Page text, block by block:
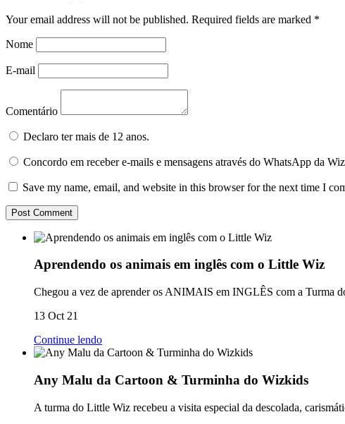
Your email address will not be published. Required fields are marked *
Nome
E-mail
Comentário
Declaro ter mais de 12 anos.
Concordo em receber e-mails e mensagens através do WhatsApp da
Save my name, email, and website in this browser for the next time I
Aprendendo os animais em inglês com o Little Wiz
Chegou a vez de aprender os ANIMAIS em INGLÊS com a Turma
13 Oct 21
Continue lendo
Any Malu da Cartoon & Turminha do Wizkids
A turma do Little Wiz recebeu a visita especial da descolada,